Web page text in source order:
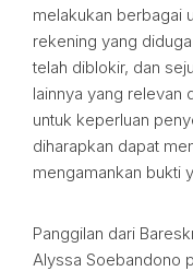
melakukan berbagai
rekening yang
telah diblokir, dan
lainnya yang relevan
untuk keperluan
diharapkan dapat
mengamankan bukti
Panggilan dari
Alyssa Soebandono